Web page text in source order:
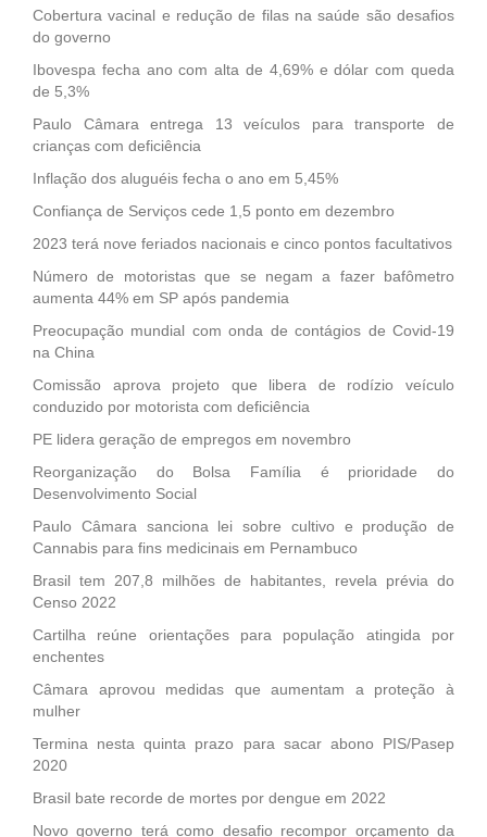
Cobertura vacinal e redução de filas na saúde são desafios
do governo
Ibovespa fecha ano com alta de 4,69% e dólar com queda
de 5,3%
Paulo Câmara entrega 13 veículos para transporte de
crianças com deficiência
Inflação dos aluguéis fecha o ano em 5,45%
Confiança de Serviços cede 1,5 ponto em dezembro
2023 terá nove feriados nacionais e cinco pontos facultativos
Número de motoristas que se negam a fazer bafômetro
aumenta 44% em SP após pandemia
Preocupação mundial com onda de contágios de Covid-19
na China
Comissão aprova projeto que libera de rodízio veículo
conduzido por motorista com deficiência
PE lidera geração de empregos em novembro
Reorganização do Bolsa Família é prioridade do
Desenvolvimento Social
Paulo Câmara sanciona lei sobre cultivo e produção de
Cannabis para fins medicinais em Pernambuco
Brasil tem 207,8 milhões de habitantes, revela prévia do
Censo 2022
Cartilha reúne orientações para população atingida por
enchentes
Câmara aprovou medidas que aumentam a proteção à
mulher
Termina nesta quinta prazo para sacar abono PIS/Pasep
2020
Brasil bate recorde de mortes por dengue em 2022
Novo governo terá como desafio recompor orçamento da